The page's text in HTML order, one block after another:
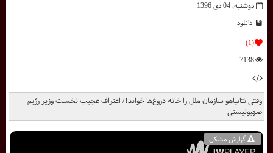
گزارش مشکل
وقتی نتانیاهو سازمان ملل را خانه دروغ‌ها خواند!/ اعتراف عجیب نخست وزیر رژیم
صهیونیستی
دوشنبه, 04 دی 1396
دانلود
(1)
7138